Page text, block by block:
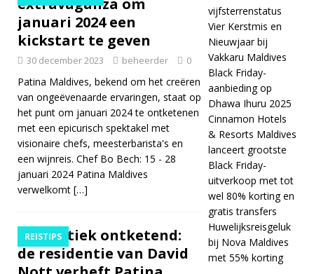
5-
STERRENHOTELS
EN RESORTS
2025 ] Vier
Kerstmis en
Nieuwjaar bij
STERRENHOTELS
EN RESORTS
januari 2024 een
kickstart te geven
30 december 2023 beheerder 0
Patina Maldives, bekend om het creëren
van ongeëvenaarde ervaringen, staat op
het punt om januari 2024 te ontketenen
met een epicurisch spektakel met
visionaire chefs, meesterbarista's en
een wijnreis. Chef Bo Bech: 15 - 28
januari 2024 Patina Maldives
verwelkomt […]
REISTIPS
Artistiek ontketend:
de residentie van David
vijfsterrenstatus
Vier Kerstmis en
Nieuwjaar bij
Vakkaru Maldives
Black Friday-
aanbieding op
Dhawa Ihuru 2025
Cinnamon Hotels
& Resorts Maldives
lanceert grootste
Black Friday-
uitverkoop met tot
wel 80% korting en
gratis transfers
Huwelijksreisgeluk
bij Nova Maldives
met 55% korting